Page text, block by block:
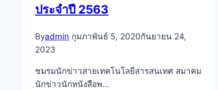
ประจำปี 2563
Byadmin กุมภาพันธ์ 5, 2020กันยายน 24,
2023
ชมรมนักข่าวสายเทคโนโลยีสารสนเทศ สมาคม
นักข่าวนักหนังสือพ…